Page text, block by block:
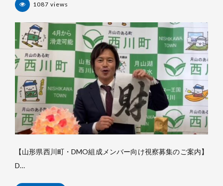
浦
裕
樹
1087 views
【山形県西川町・DMO組成メンバー向け視察募集のご案内】
D…